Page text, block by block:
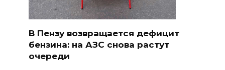
В Пензу возвращается дефицит
бензина: на АЗС снова растут
очереди